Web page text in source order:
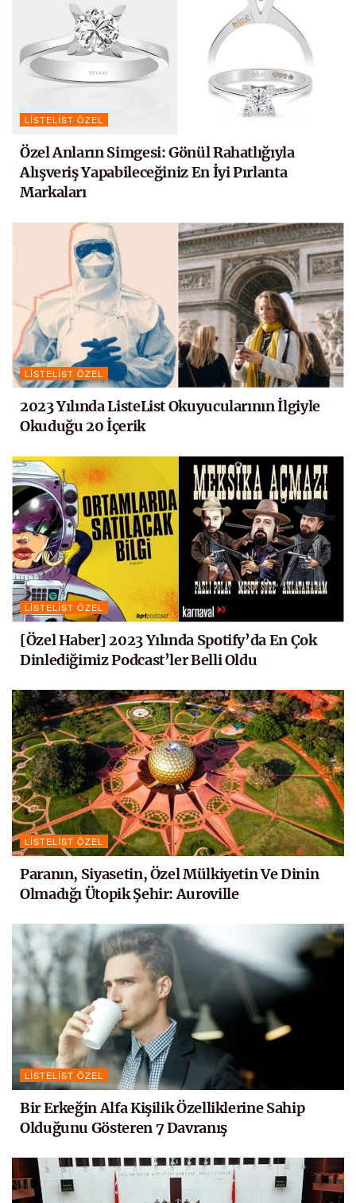
LISTELIST ÖZEL
Özel Anların Simgesi: Gönül Rahatlığıyla
Alışveriş Yapabileceğiniz En İyi Pırlanta
Markaları
LISTELIST ÖZEL
2023 Yılında ListeList Okuyucularının İlgiyle
Okuduğu 20 İçerik
LISTELIST ÖZEL
[Özel Haber] 2023 Yılında Spotify’da En Çok
Dinlediğimiz Podcast’ler Belli Oldu
LISTELIST ÖZEL
Paranın, Siyasetin, Özel Mülkiyetin Ve Dinin
Olmadığı Ütopik Şehir: Auroville
LISTELIST ÖZEL
Bir Erkeğin Alfa Kişilik Özelliklerine Sahip
Olduğunu Gösteren 7 Davranış